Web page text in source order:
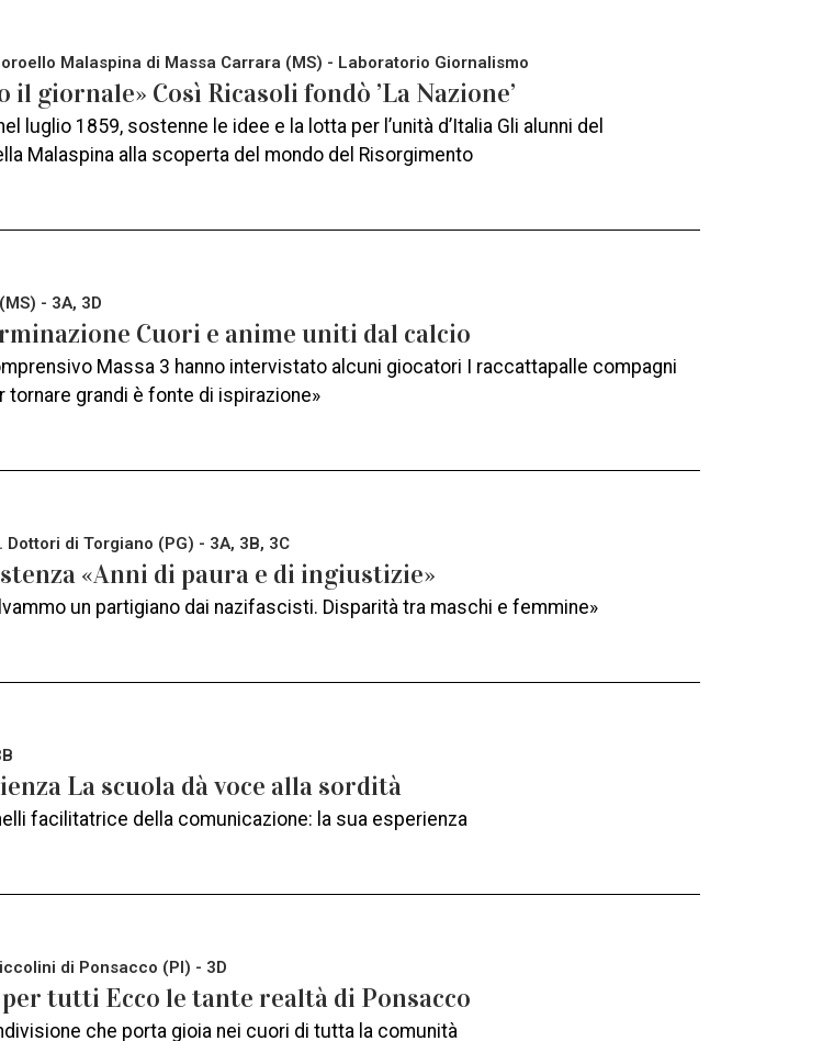
Malaspina di Massa Carrara (MS) - Laboratorio Giornalismo
giornale» Così Ricasoli fondò ’La Nazione’
luglio 1859, sostenne le idee e la lotta per l’unità d’Italia Gli alunni del
Malaspina alla scoperta del mondo del Risorgimento
- 3A, 3D
Cuori e anime uniti dal calcio
Massa 3 hanno intervistato alcuni giocatori I raccattapalle compagni
tornare grandi è fonte di ispirazione»
di Torgiano (PG) - 3A, 3B, 3C
«Anni di paura e di ingiustizie»
un partigiano dai nazifascisti. Disparità tra maschi e femmine»
La scuola dà voce alla sordità
facilitatrice della comunicazione: la sua esperienza
di Ponsacco (PI) - 3D
tutti Ecco le tante realtà di Ponsacco
che porta gioia nei cuori di tutta la comunità